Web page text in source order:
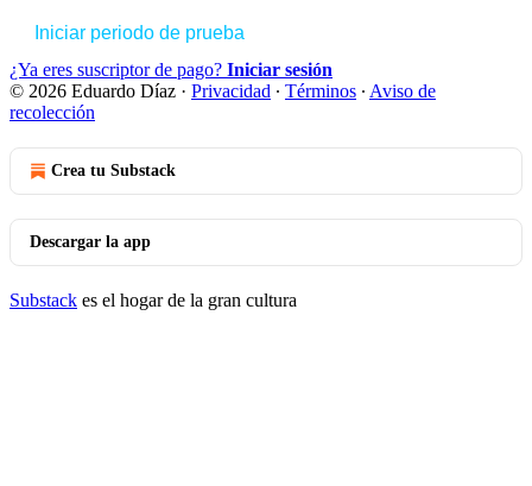
Iniciar periodo de prueba
¿Ya eres suscriptor de pago? Iniciar sesión
© 2026 Eduardo Díaz · Privacidad ∙ Términos ∙ Aviso de
recolección
Crea tu Substack
Descargar la app
Substack es el hogar de la gran cultura